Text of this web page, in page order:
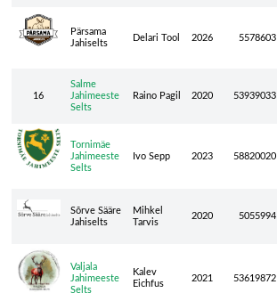
Pärsama
Jahiselts
Delari Tool 2026 5578603
16
Salme
Jahimeeste
Selts
Raino Pagil 2020 53939033
Tornimäe
Jahimeeste
Selts
Ivo Sepp 2023 58820020
Sõrve Sääre
Jahiselts
Mihkel
Tarvis
2020 5055994
Valjala
Jahimeeste
Selts
Kalev
Eichfus
2021 53619872